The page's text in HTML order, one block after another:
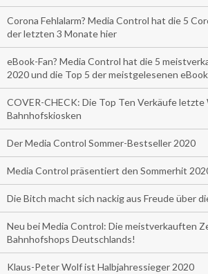
Corona Fehlalarm? Media Control hat die 5
der letzten 3 Monate hier
eBook-Fan? Media Control hat die 5
2020 und die Top 5 der meistgelesenen
COVER-CHECK: Die Top Ten Verkäufe letzte
Bahnhofskiosken
Der Media Control Sommer-Bestseller 2020
Media Control präsentiert den Sommerhit
Die Bitch macht sich nackig aus Freude über
Neu bei Media Control: Die meistverkauften
Bahnhofshops Deutschlands!
Klaus-Peter Wolf ist Halbjahressieger 2020